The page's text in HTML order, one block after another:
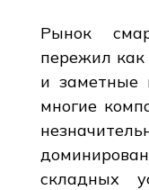
Рынок
пережил как
и заметные
многие
складных